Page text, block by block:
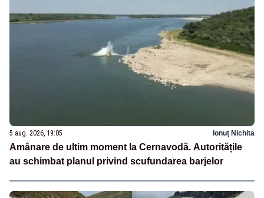
5 aug. 2026, 19:05 Ionuț Nichita
Amânare de ultim moment la Cernavodă. Autoritățile
au schimbat planul privind scufundarea barjelor